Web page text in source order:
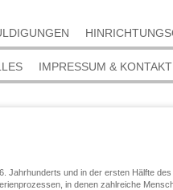
IMPRESSUM & KONTAKT
Jahrhunderts und in der ersten Hälfte
in denen zahlreiche